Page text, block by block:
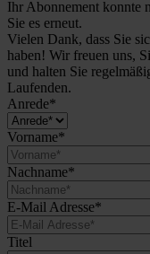
Ihr Abonnement konnte
Sie es erneut.
Vielen Dank, dass Sie
haben! Wir freuen uns,
und halten Sie
Laufenden.
Anrede*
Vorname*
Nachname*
E-Mail Adresse*
Titel